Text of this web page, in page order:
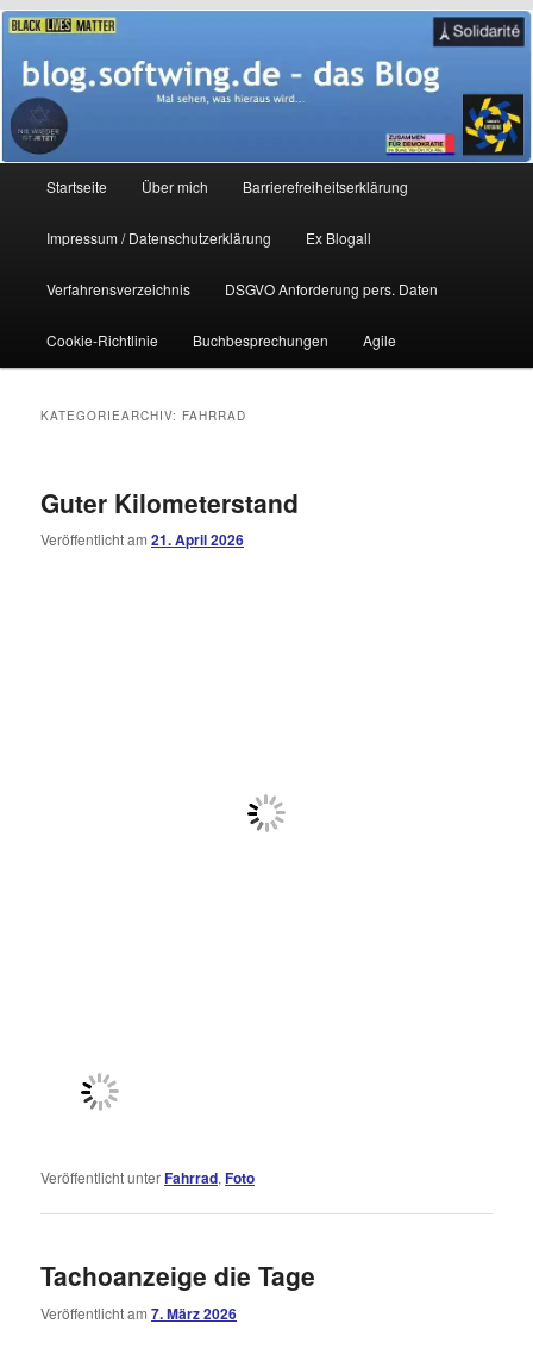
Zum
primären
Inhalt
springen
Zum
sekundären
Inhalt
springen
blog.softwing.de – das Blog
Mal sehen, was hieraus wird…
Startseite Über mich Barrierefreiheitserklärung
Impressum / Datenschutzerklärung Ex Blogall
Verfahrensverzeichnis DSGVO Anforderung pers. Daten
Cookie-Richtlinie Buchbesprechungen Agile
KATEGORIEARCHIV: FAHRRAD
Guter Kilometerstand
Veröffentlicht am21. April 2026
Veröffentlicht unterFahrrad,Foto
Tachoanzeige die Tage
Veröffentlicht am7. März 2026